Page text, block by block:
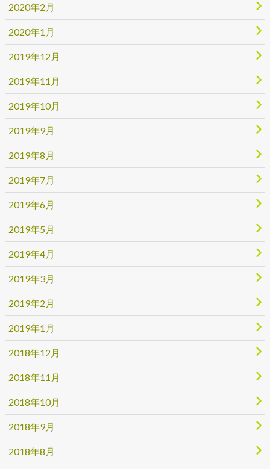
2020年2月
2020年1月
2019年12月
2019年11月
2019年10月
2019年9月
2019年8月
2019年7月
2019年6月
2019年5月
2019年4月
2019年3月
2019年2月
2019年1月
2018年12月
2018年11月
2018年10月
2018年9月
2018年8月